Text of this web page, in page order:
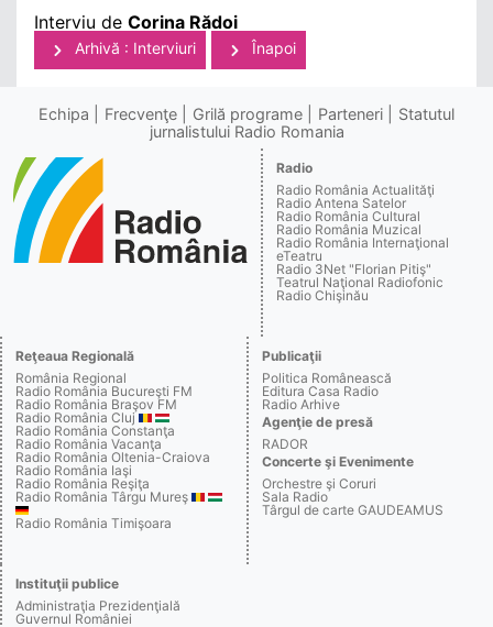
Interviu de Corina Rădoi
Arhivă : Interviuri Înapoi
Echipa Frecvenţe Grilă programe Parteneri
Statutul
jurnalistului Radio Romania
Radio
Radio România Actualităţi
Radio Antena Satelor
Radio România Cultural
Radio România Muzical
Radio România Internaţional
eTeatru
Radio 3Net "Florian Pitiş"
Teatrul Naţional Radiofonic
Radio Chişinău
Reţeaua Regională
România Regional
Radio România Bucureşti FM
Radio România Braşov FM
Radio România Cluj
Radio România Constanţa
Radio România Vacanţa
Radio România Oltenia-Craiova
Radio România Iaşi
Radio România Reşiţa
Radio România Târgu Mureş
Radio România Timişoara
Publicaţii
Politica Românească
Editura Casa Radio
Radio Arhive
Agenţie de presă
RADOR
Concerte şi Evenimente
Orchestre şi Coruri
Sala Radio
Târgul de carte GAUDEAMUS
Instituţii publice
Administraţia Prezidenţială
Guvernul României